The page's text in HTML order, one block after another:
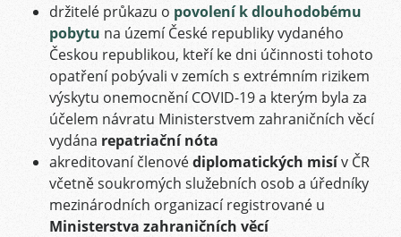
držitelé průkazu o povolení k dlouhodobému
pobytu na území České republiky vydaného
Českou republikou, kteří ke dni účinnosti tohoto
opatření pobývali v zemích s extrémním rizikem
výskytu onemocnění COVID-19 a kterým byla za
účelem návratu Ministerstvem zahraničních věcí
vydána repatriační nóta
akreditovaní členovédiplomatických misív ČR
včetně soukromých služebních osob a úředníky
mezinárodních organizací registrované u
Ministerstva zahraničních věcí